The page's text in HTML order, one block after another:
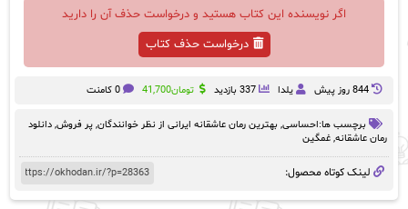
اگر نویسنده این کتاب هستید و درخواست حذف آن را دارید
درخواست حذف کتاب
844 روز پيش یلدا 337 بازدید تومان41,700 0 کامنت
برچسب ها:احساسی, بهترین رمان عاشقانه ایرانی از نظر خوانندگان, پر فروش, دانلود
رمان عاشقانه, غمگین
لینک کوتاه محصول: